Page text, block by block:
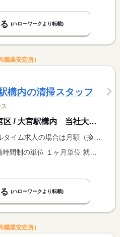
(ハローワークより転載)
業安定所）
構内の清掃スタッフ
埼玉県さいたま市大宮区 / 大宮駅構内 当社大宮事業所
換算額）、パート求人の場合は時間額を表示しています。
(ハローワークより転載)
業安定所）